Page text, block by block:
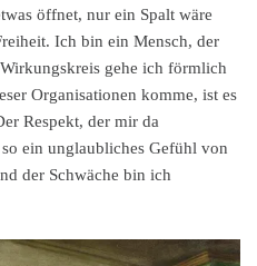
öffnet, nur ein Spalt wäre
Ich bin ein Mensch, der
gehe ich förmlich
Organisationen komme, ist es
Respekt, der mir da
ein unglaubliches Gefühl von
der Schwäche bin ich